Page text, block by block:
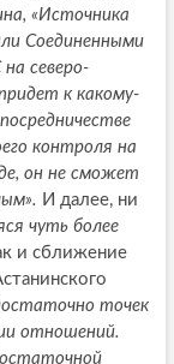
«Источника
Соединенными
северо-
к какому-
контроля на
он не сможет
И далее, ни
чуть более
и сближение
точек
отношений.